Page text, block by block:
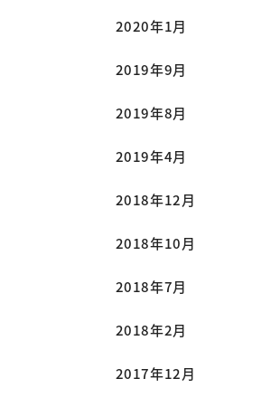
2020年1月
2019年9月
2019年8月
2019年4月
2018年12月
2018年10月
2018年7月
2018年2月
2017年12月